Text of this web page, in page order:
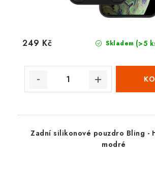
Skladem (>5
249 Kč
Zadní silikonové pouzdro Bling -
modré